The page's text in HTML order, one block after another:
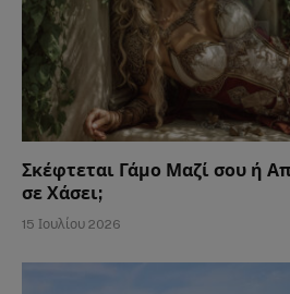
Σκέφτεται Γάμο Μαζί σου ή
σε Χάσει;
15 Ιουλίου 2026